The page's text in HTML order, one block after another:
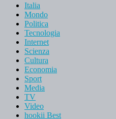
Italia
Mondo
Politica
Tecnologia
Internet
Scienza
Cultura
Economia
Sport
Media
TV
Video
hookii Best